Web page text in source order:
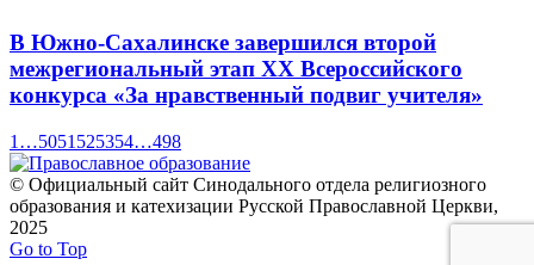
В Южно-Сахалинске завершился второй
межрегиональный этап XX Всероссийского
конкурса «За нравственный подвиг учителя»
1 …5051 525354…498
© Официальный сайт Синодального отдела религиозного
образования и катехизации Русской Православной Церкви,
2025
Go to Top